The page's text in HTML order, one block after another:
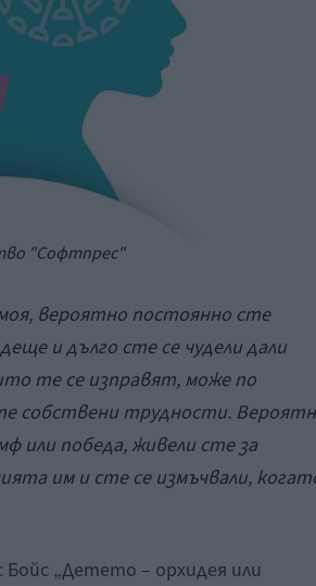
"Софтпрес"
вероятно постоянно сте
и дълго сте се чудели дали
те се изправят, може по
собствени трудности.
или победа, живели сте за
им и сте се измъчвали,
Бойс „Детето – орхидея или